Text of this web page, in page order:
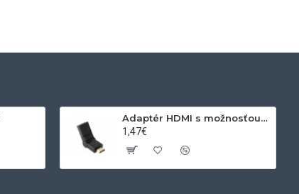
Adaptér HDMI s možnosťou otáčania
1,47€